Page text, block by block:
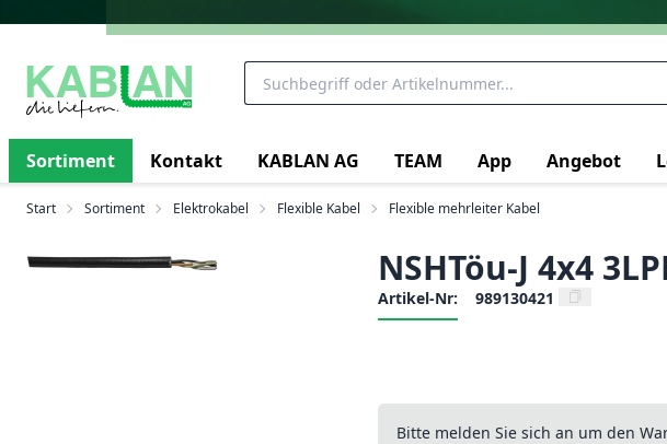
Sortiment Kontakt KABLAN AG TEAM App Angebot
Start Sortiment Elektrokabel Flexible Kabel Flexible mehrleiter Kabel
NSHTöu-J 4x4
Artikel-Nr: 989130421
Bitte melden Sie sich an um den